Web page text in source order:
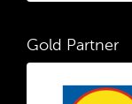
Gold Partner